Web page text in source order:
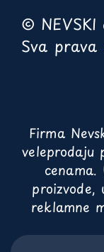
© NEVSKI
Sva prava
Firma
veleprodaju
proizvode,
reklamne